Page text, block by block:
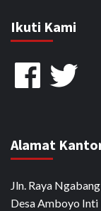
Ikuti Kami
FacebookTwitter
Alamat
Jln. Raya
Desa Amboyo Inti